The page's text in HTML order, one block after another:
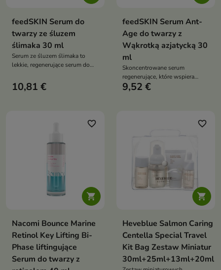
feedSKIN Serum do
twarzy ze śluzem
ślimaka 30 ml
Serum ze śluzem ślimaka to
lekkie, regenerujące serum do
nawilża, wspiera procesy
odnowy skóry oraz poprawia jej
10,81 €
feedSKIN Serum Ant-
Age do twarzy z
Wąkrotką azjatycką 30
ml
Skoncentrowane serum
regenerujące, które wspiera
odbudowę skóry, wygładza
9,52 €

favorite_border
Nacomi Bounce Marine
Retinol Key Lifting Bi-
Phase liftingujące
Serum do twarzy z

favorite_border
Heveblue Salmon Caring
Centella Special Travel
Kit Bag Zestaw Miniatur
30ml+25ml+13ml+20ml